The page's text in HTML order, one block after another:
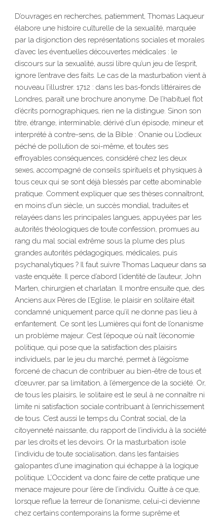
D’ouvrages en recherches, patiemment, Thomas Laqueur
élabore une histoire culturelle de la sexualité, marquée
par la disjonction des représentations sociales et morales
d’avec les éventuelles découvertes médicales : le
discours sur la sexualité, aussi libre qu’un jeu de l’esprit,
ignore l’entrave des faits. Le cas de la masturbation vient à
nouveau l’illustrer. 1712 : dans les bas-fonds littéraires de
Londres, paraît une brochure anonyme. De l’habituel flot
d’écrits pornographiques, rien ne la distingue. Sinon son
titre, étrange, interminable, dérivé d’un épisode, mineur et
interprété à contre-sens, de la Bible : Onanie ou L’odieux
péché de pollution de soi-même, et toutes ses
effroyables conséquences, considéré chez les deux
sexes, accompagné de conseils spirituels et physiques à
tous ceux qui se sont déjà blessés par cette abominable
pratique. Comment expliquer que ses thèses connaîtront,
en moins d’un siècle, un succès mondial, traduites et
relayées dans les principales langues, appuyées par les
autorités théologiques de toute confession, promues au
rang du mal social extrême sous la plume des plus
grandes autorités pédagogiques, médicales, puis
psychanalytiques ? Il faut suivre Thomas Laqueur dans sa
vaste enquête. Il perce d’abord l’identité de l’auteur, John
Marten, chirurgien et charlatan. Il montre ensuite que, des
Anciens aux Pères de l’Eglise, le plaisir en solitaire était
condamné uniquement parce qu’il ne donne pas lieu à
enfantement. Ce sont les Lumières qui font de l’onanisme
un problème majeur. C’est l’époque où naît l’économie
politique, qui pose que la satisfaction des plaisirs
individuels, par le jeu du marché, permet à l’égoïsme
forcené de chacun de contribuer au bien-être de tous et
d’œuvrer, par sa limitation, à l’émergence de la société. Or,
de tous les plaisirs, le solitaire est le seul à ne connaître ni
limite ni satisfaction sociale contribuant à l’enrichissement
de tous. C’est aussi le temps du Contrat social, de la
citoyenneté naissante, du rapport de l’individu à la société
par les droits et les devoirs. Or la masturbation isole
l’individu de toute socialisation, dans les fantaisies
galopantes d’une imagination qui échappe à la logique
politique. L’Occident va donc faire de cette pratique une
menace majeure pour l’ère de l’individu. Quitte à ce que,
lorsque reflue la terreur de l’onanisme, celui-ci devienne
chez certains contemporains la forme suprême et